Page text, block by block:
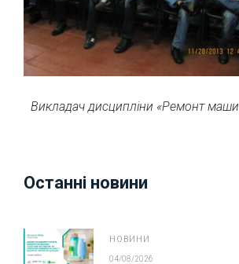
Викладач дисципліни «Ремонт
Останні новини
НОВИНИ
04/08/2026